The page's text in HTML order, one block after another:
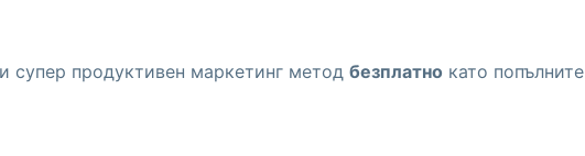
супер продуктивен маркетинг метод безплатно като попълните